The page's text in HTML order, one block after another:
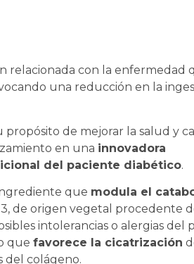
relacionada con la enfermedad
una reducción en la
propósito de mejorar la salud y
en una innovadora
del paciente diabético.
que modula el
3, de origen vegetal procedente
intolerancias o alergias del
que favorece la cicatrización
del colágeno.